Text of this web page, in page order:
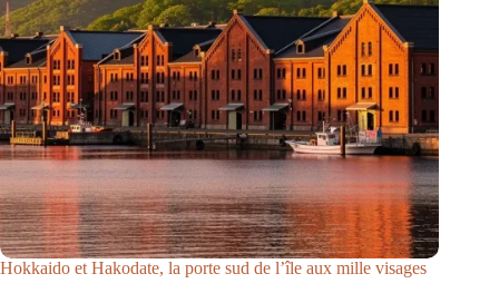
Hokkaido et Hakodate, la porte sud de l’île aux mille visages